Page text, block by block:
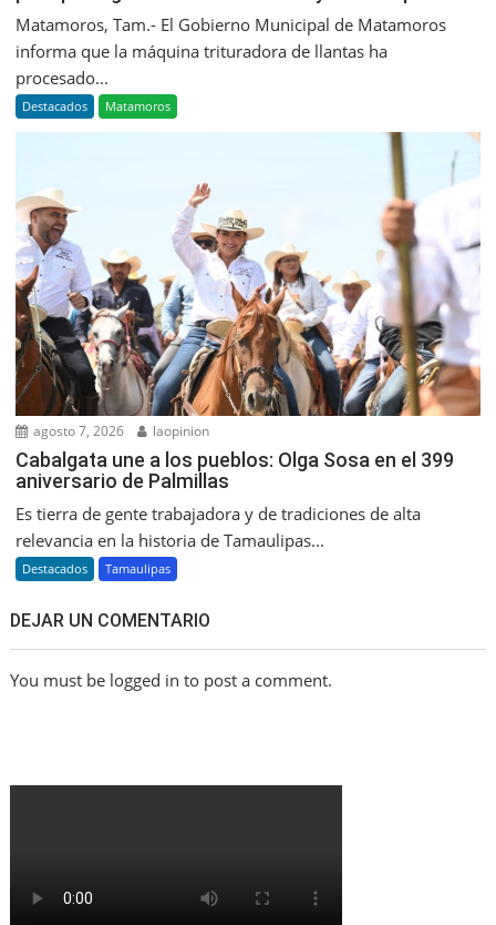
Matamoros, Tam.- El Gobierno Municipal de Matamoros
informa que la máquina trituradora de llantas ha
procesado...
Destacados Matamoros
agosto 7, 2026 laopinion
Cabalgata une a los pueblos: Olga Sosa en el 399
aniversario de Palmillas
Es tierra de gente trabajadora y de tradiciones de alta
relevancia en la historia de Tamaulipas...
Destacados Tamaulipas
DEJAR UN COMENTARIO
You must be logged in to post a comment.